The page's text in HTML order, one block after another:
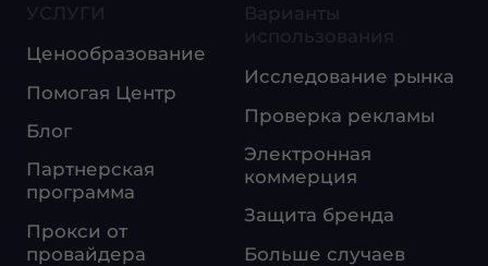
Ценообразование
Помогая Центр
Блог
Партнерская
программа
Прокси от
провайдера
Варианты
использования
Исследование рынка
Проверка рекламы
Электронная
коммерция
Защита бренда
Больше случаев